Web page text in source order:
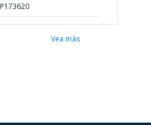
P173620
Vea más